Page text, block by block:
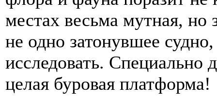
местах весьма мутная, но
не одно затонувшее
исследовать. Специально
целая буровая платформа!